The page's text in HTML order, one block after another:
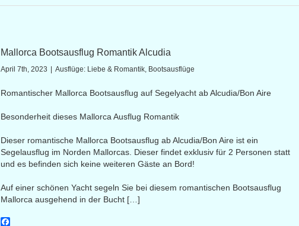
Mallorca Bootsausflug Romantik Alcudia
April 7th, 2023 Ausflüge: Liebe & Romantik, Bootsausflüge
Romantischer Mallorca Bootsausflug auf Segelyacht ab Alcudia/Bon Aire
Besonderheit dieses Mallorca Ausflug Romantik
Dieser romantische Mallorca Bootsausflug ab Alcudia/Bon Aire ist ein
Segelausflug im Norden Mallorcas. Dieser findet exklusiv für 2 Personen statt
und es befinden sich keine weiteren Gäste an Bord!
Auf einer schönen Yacht segeln Sie bei diesem romantischen Bootsausflug
Mallorca ausgehend in der Bucht […]